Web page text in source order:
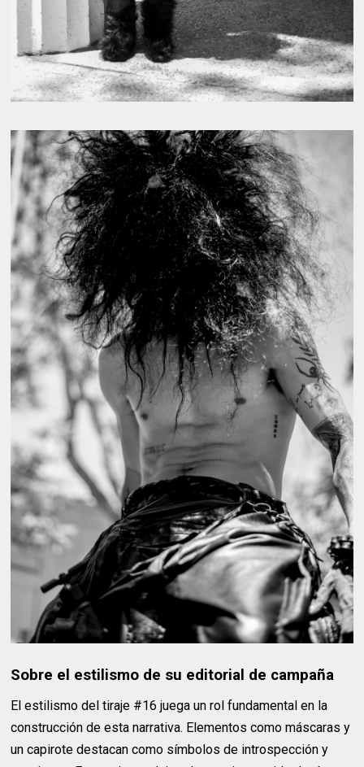
Sobre el estilismo de su editorial de campaña
El estilismo del tiraje #16 juega un rol fundamental en la
construcción de esta narrativa. Elementos como máscaras y
un capirote destacan como símbolos de introspección y